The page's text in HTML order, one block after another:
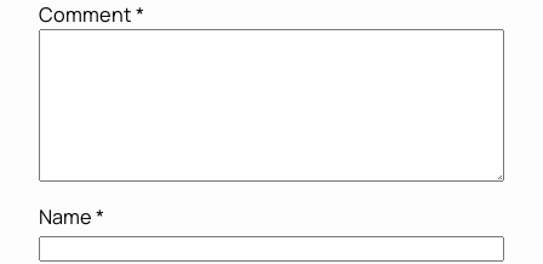
Comment*
Name*